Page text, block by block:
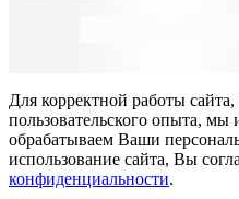
Для корректной работы
пользовательского опыта,
обрабатываем Ваши
использование сайта, Вы
конфиденциальности.